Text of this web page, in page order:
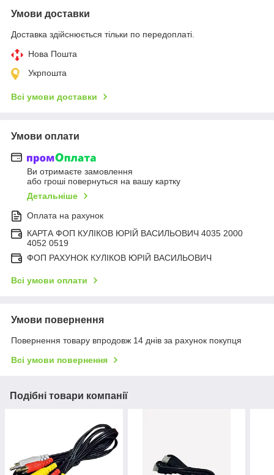
Умови доставки
Доставка здійснюється тільки по передоплаті.
Нова Пошта
Укрпошта
Всі умови доставки
Умови оплати
Ви отримаєте замовлення
або гроші повернуться на вашу картку
Детальніше
Оплата на рахунок
КАРТА ФОП КУЛІКОВ ЮРІЙ ВАСИЛЬОВИЧ 4035 2000
4052 0519
ФОП РАХУНОК КУЛІКОВ ЮРІЙ ВАСИЛЬОВИЧ
Всі умови оплати
Умови повернення
Повернення товару впродовж 14 днів за рахунок покупця
Всі умови повернення
Подібні товари компанії